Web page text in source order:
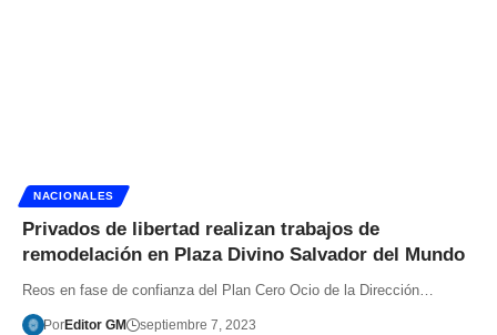
NACIONALES
Privados de libertad realizan trabajos de
remodelación en Plaza Divino Salvador del Mundo
Reos en fase de confianza del Plan Cero Ocio de la Dirección…
PorEditor GM septiembre 7, 2023